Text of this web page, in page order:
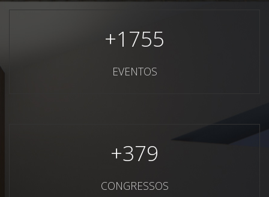
+1755
EVENTOS
+379
CONGRESSOS